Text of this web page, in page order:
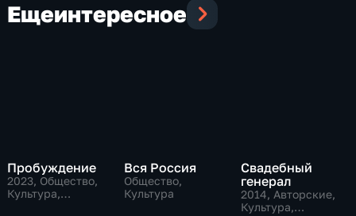
Ещеинтересное
Пробуждение
2023, Общество,
Культура,
Вся Россия
Общество,
Культура
Свадебный
генерал
2014, Авторские,
Культура,